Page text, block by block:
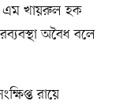
এম খায়রুল হক
অবৈধ বলে
রায়ে